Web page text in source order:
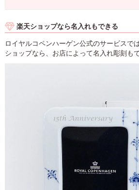
楽天ショップなら名入れもできる
ロイヤルコペンハーゲン公式のサービスで
ショップなら、お店によって名入れ彫刻も